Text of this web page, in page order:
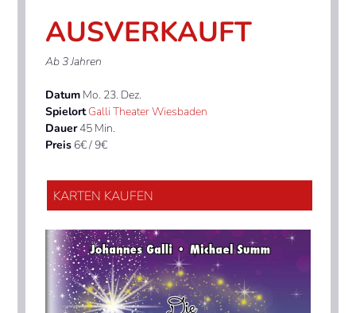
AUSVERKAUFT
Ab 3 Jahren
Datum Mo. 23. Dez.
SpielortGalli Theater Wiesbaden
Dauer45 Min.
Preis 6€ / 9€
KARTEN KAUFEN